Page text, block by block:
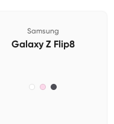
Samsung
Galaxy Z Flip8